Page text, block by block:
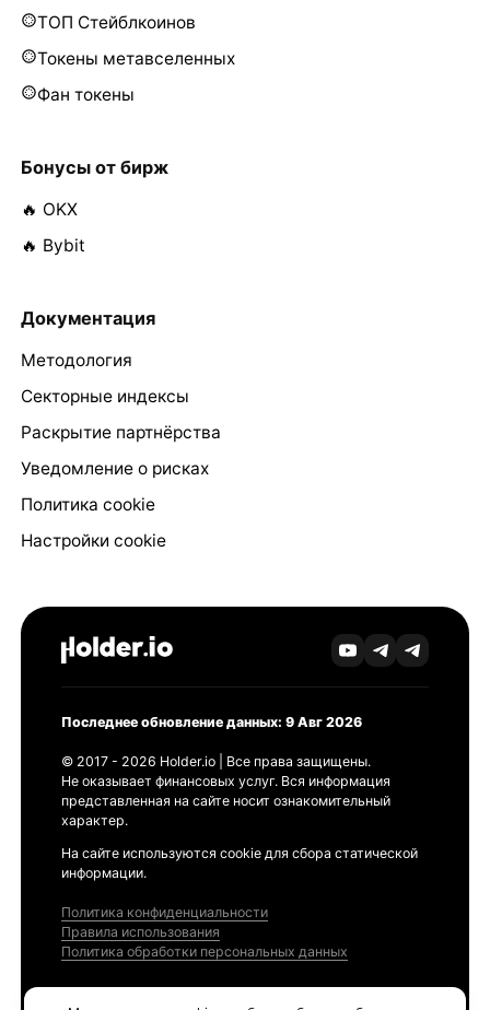
ТОП Стейблкоинов
Токены метавселенных
Фан токены
Бонусы от бирж
🔥 OKX
🔥 Bybit
Документация
Методология
Секторные индексы
Раскрытие партнёрства
Уведомление о рисках
Политика cookie
Настройки cookie
Последнее обновление данных: 9 Авг 2026
© 2017 - 2026 Holder.io | Все права защищены.
Не оказывает финансовых услуг. Вся информация
представленная на сайте носит ознакомительный
характер.
На сайте используются cookie для сбора статической
информации.
Политика конфиденциальности
Правила использования
Политика обработки персональных данных